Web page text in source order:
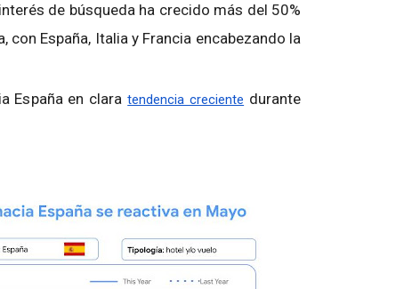
de búsqueda ha crecido más del 50%
con España, Italia y Francia encabezando la
España en clara tendencia creciente durante